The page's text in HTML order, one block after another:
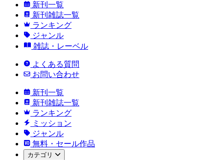
新刊一覧
新刊雑誌一覧
ランキング
ジャンル
雑誌・レーベル
よくある質問
お問い合わせ
新刊一覧
新刊雑誌一覧
ランキング
ミッション
ジャンル
無料・セール作品
カテゴリ